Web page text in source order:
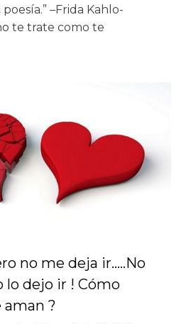
–Frida Kahlo-
te trate como te
no me deja ir…..No
lo dejo ir ! Cómo
?